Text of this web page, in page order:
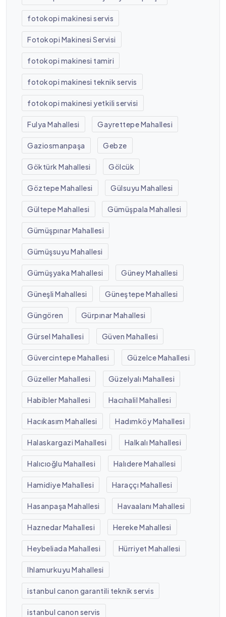
fotokopi makinesi servis
Fotokopi Makinesi Servisi
fotokopi makinesi tamiri
fotokopi makinesi teknik servis
fotokopi makinesi yetkili servisi
Fulya Mahallesi Gayrettepe Mahallesi
Gaziosmanpaşa Gebze
Göktürk Mahallesi Gölcük
Göztepe Mahallesi Gülsuyu Mahallesi
Gültepe Mahallesi Gümüşpala Mahallesi
Gümüşpınar Mahallesi
Gümüşsuyu Mahallesi
Gümüşyaka Mahallesi Güney Mahallesi
Güneşli Mahallesi Güneştepe Mahallesi
Güngören Gürpınar Mahallesi
Gürsel Mahallesi Güven Mahallesi
Güvercintepe Mahallesi Güzelce Mahallesi
Güzeller Mahallesi Güzelyalı Mahallesi
Habibler Mahallesi Hacıhalil Mahallesi
Hacıkasım Mahallesi Hadımköy Mahallesi
Halaskargazi Mahallesi Halkalı Mahallesi
Halıcıoğlu Mahallesi Halıdere Mahallesi
Hamidiye Mahallesi Haraççı Mahallesi
Hasanpaşa Mahallesi Havaalanı Mahallesi
Haznedar Mahallesi Hereke Mahallesi
Heybeliada Mahallesi Hürriyet Mahallesi
Ihlamurkuyu Mahallesi
istanbul canon garantili teknik servis
istanbul canon servis